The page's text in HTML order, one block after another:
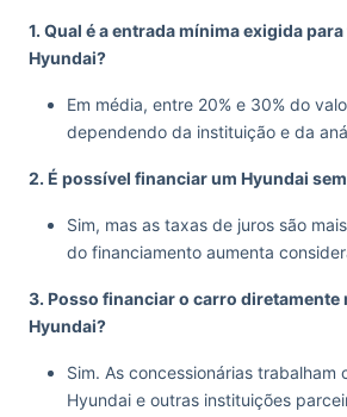
1. Qual é a entrada mínima exigida
Hyundai?
Em média, entre 20% e 30% do
dependendo da instituição e da
2. É possível financiar um Hyundai
Sim, mas as taxas de juros são
do financiamento aumenta
3. Posso financiar o carro diretamente
Hyundai?
Sim. As concessionárias trabalham
Hyundai e outras instituições